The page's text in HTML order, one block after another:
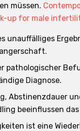
müssen.
up for male
unauffälliges
pathologischer
Diagnose.
Abstinenzdauer
beeinflussen das
ist eine